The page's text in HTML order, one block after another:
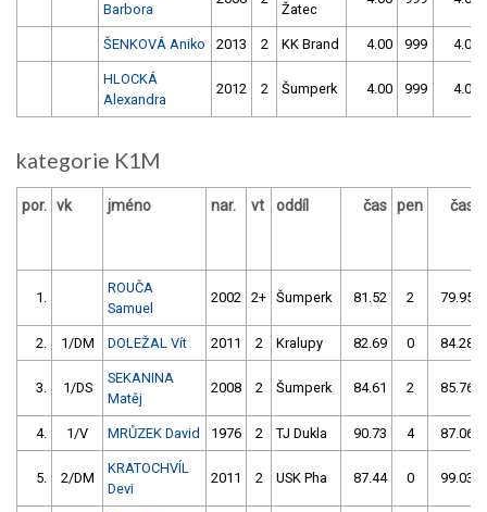
Barbora
Žatec
ŠENKOVÁ Aniko 2013 2 KK Brand 4.00 999 4.00
HLOCKÁ
Alexandra
2012 2 Šumperk 4.00 999 4.00
kategorie K1M
por. vk jméno nar. vt oddíl čas pen čas
1.
ROUČA
Samuel
2002 2+ Šumperk 81.52 2 79.95
2. 1/DM DOLEŽAL Vít 2011 2 Kralupy 82.69 0 84.28
3. 1/DS
SEKANINA
Matěj
2008 2 Šumperk 84.61 2 85.76
4. 1/V MRŮZEK David 1976 2 TJ Dukla 90.73 4 87.06
5. 2/DM
KRATOCHVÍL
Devi
2011 2 USK Pha 87.44 0 99.03